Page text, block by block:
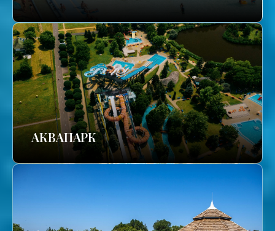
АКВАПАРК